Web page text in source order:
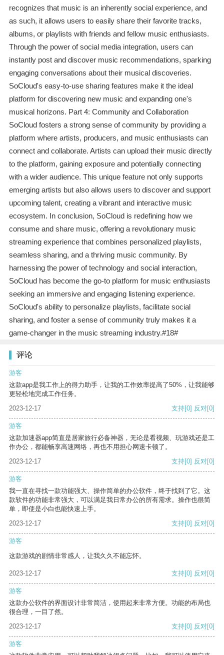
recognizes that music is an inherently social experience, and
as such, it allows users to easily share their favorite tracks,
albums, or playlists with friends and fellow music enthusiasts.
Through the power of social media integration, users can
instantly post and discover music recommendations, sparking
engaging conversations about their musical discoveries.
SoCloud's easy-to-use sharing features make it the ideal
platform for discovering new music and expanding one's
musical horizons. Part 4: Community and Collaboration
SoCloud fosters a strong sense of community by providing a
platform where artists, producers, and music enthusiasts can
connect and collaborate. Artists can upload their music directly
to the platform, gaining exposure and potentially connecting
with a wider audience. This unique feature not only supports
emerging artists but also allows users to discover and support
upcoming talent, creating a vibrant and interactive music
ecosystem. In conclusion, SoCloud is redefining how we
consume and share music, offering a revolutionary music
streaming experience that combines personalized playlists,
seamless sharing, and a thriving music community. By
harnessing the power of technology and social interaction,
SoCloud has become the go-to platform for music enthusiasts
seeking an immersive and engaging listening experience.
SoCloud's ability to personalize playlists, facilitate social
sharing, and foster a sense of community truly makes it a
game-changer in the music streaming industry.#18#
评论
游客
这款app是我工作上的得力助手，让我的工作效率提高了50%，让我能够
更轻松地完成工作任务。
2023-12-17
支持[0] 反对[0]
游客
这款加速器app简直是居家旅行必备神器，无论是看视频、玩游戏还是工
作办公，都能畅享高速网络，再也不用担心网速卡顿了。
2023-12-17
支持[0] 反对[0]
游客
我一直在寻找一款功能强大、操作简单的办公软件，终于找到了它。这
款软件的功能非常强大，可以满足我日常办公的所有需求。操作也很简
单，即使是小白也能快速上手。
2023-12-17
支持[0] 反对[0]
游客
这款游戏的剧情非常感人，让我久久不能忘怀。
2023-12-17 支持[0] 反对[0]
游客
这款办公软件的界面设计非常简洁，使用起来非常方便。功能的布局也
很合理，一目了然。
2023-12-17
支持[0] 反对[0]
游客